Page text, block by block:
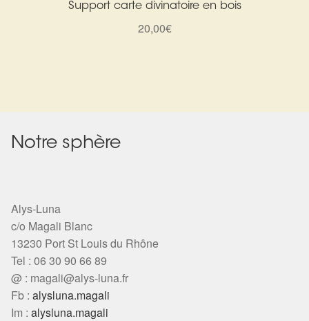
Support carte divinatoire en bois
20,00€
Notre sphère
Alys-Luna
c/o Magali Blanc
13230 Port St Louis du Rhône
Tel : 06 30 90 66 89
@ : magali@alys-luna.fr
Fb : alysluna.magali
Im : alysluna.magali